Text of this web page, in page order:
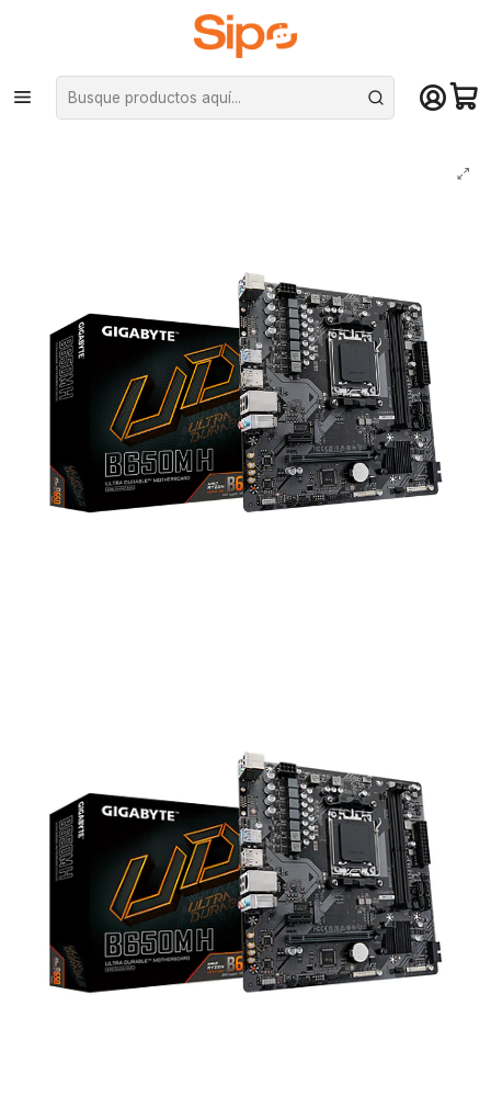
¡Compra hasta mediodía y recibe hoy! De lunes a sábado en el gran
Santiago. Envío gratis desde $29.990
Inicio Componentes PC Placas Madre AMD AM5
Placa Madre Gigabyte B650M H AM5 DDR5, mATX, Serie 7000 8000